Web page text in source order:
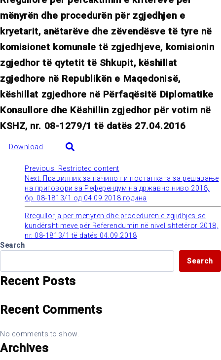
mënyrën dhe procedurën për zgjedhjen e
kryetarit, anëtarëve dhe zëvendësve të tyre në
komisionet komunale të zgjedhjeve, komisionin
zgjedhor të qytetit të Shkupit, këshillat
zgjedhore në Republikën e Maqedonisë,
këshillat zgjedhore në Përfaqësitë Diplomatike
Konsullore dhe Këshillin zgjedhor për votim në
KSHZ, nr. 08-1279/1 të datës 27.04.2016
Download
Post
navigation
Previous: Restricted content
Next: Правилник за начинот и постапката за решавање
на приговори за Референдум на државно ниво 2018,
бр. 08-1813/1 од 04.09.2018 година
Rregullorja për mënyrën dhe procedurën e zgjidhjes së
kundërshtimeve për Referendumin në nivel shtetëror 2018,
nr. 08-1813/1 të datës 04.09.2018
Search
Search
Recent Posts
Recent Comments
No comments to show.
Archives